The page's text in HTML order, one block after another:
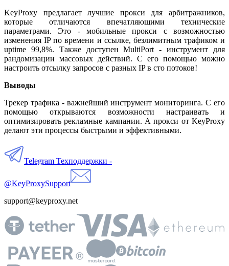
KeyProxy предлагает лучшие прокси для арбитражников,
которые отличаются впечатляющими технические
параметрами. Это - мобильные прокси с возможностью
изменения IP по времени и ссылке, безлимитным трафиком и
uptime 99,8%. Также доступен MultiPort - инструмент для
рандомизации массовых действий. С его помощью можно
настроить отсылку запросов с разных IP в сто потоков!
Выводы
Трекер трафика - важнейший инструмент мониторинга. С его
помощью открываются возможности настраивать и
оптимизировать рекламные кампании. А прокси от KeyProxy
делают эти процессы быстрыми и эффективными.
Telegram Техподдержки -
@KeyProxySupport
support@keyproxy.net